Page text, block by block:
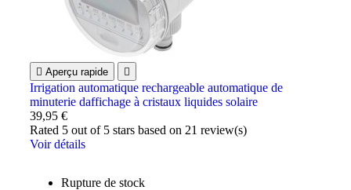
 Aperçu rapide 
Irrigation automatique rechargeable automatique de
minuterie daffichage à cristaux liquides solaire
39,95 €
Rated 5 out of 5 stars based on 21 review(s)
Voir détails
Rupture de stock